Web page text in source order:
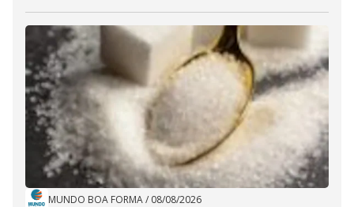
MUNDO BOA FORMA/ 08/08/2026